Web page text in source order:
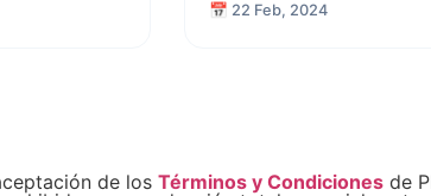
📅 22 Feb, 2024
de los Términos y Condiciones de